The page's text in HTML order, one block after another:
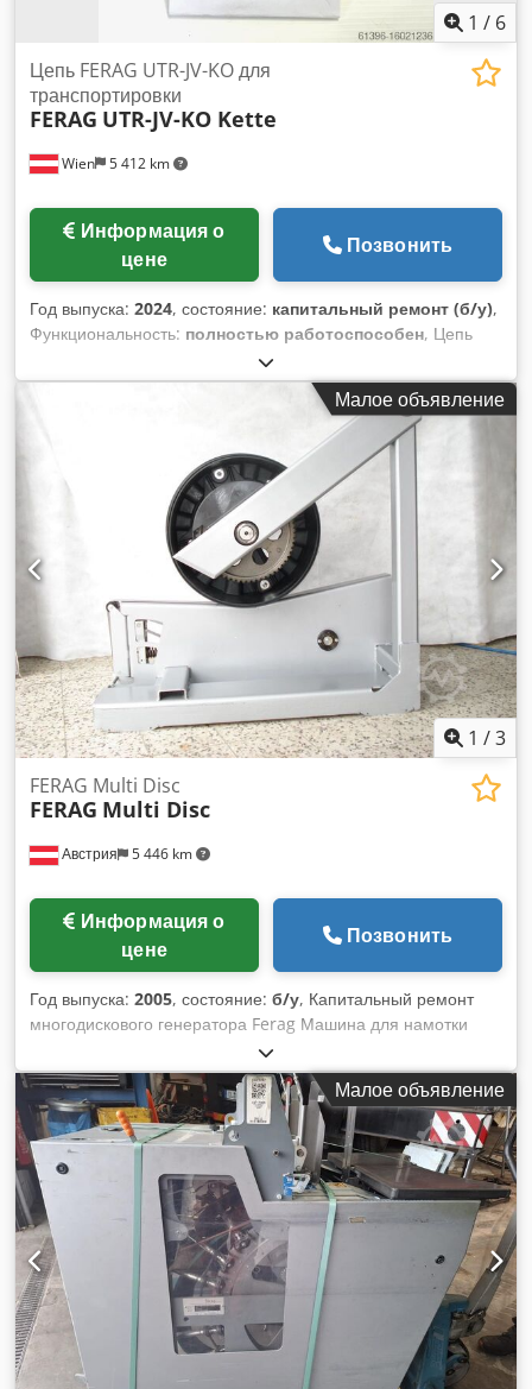
1 / 6
Wien 5 412 km
Цепь FERAG UTR-JV-KO для
транспортировки
FERAG UTR-JV-KO Kette
цене
Позвонить
Год выпуска: 2024, состояние: капитальный ремонт (б/у),
Функциональность: полностью работоспособен, Цепь
FERAG UTR-JV-KO для транспортировки печатной продукции
в почтовом отделении Dcodpfx Ajtk S Dysg Eek Также
доступны кронштейны UTR-RV, UTR-JV, MSD, кронштейны
Малое объявление
1 /3
Австрия 5 446 km
FERAG Multi Disc
FERAG Multi Disc
цене
Позвонить
Год выпуска: 2005, состояние: б/у, Капитальный ремонт
многодискового генератора Ferag Машина для намотки
вкладышей для последующей автоматической вставки в
печатную продукцию Dcsdpsdrcbmofx Ag Eek
Малое объявление